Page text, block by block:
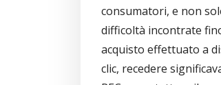
consumatori, e non
difficoltà incontrate
acquisto effettuato a
clic, recedere